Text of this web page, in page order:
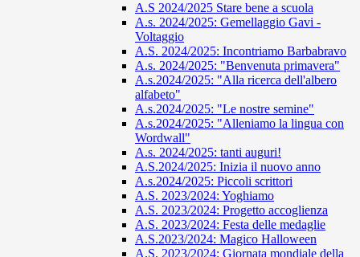
A.S 2024/2025 Stare bene a scuola
A.s. 2024/2025: Gemellaggio Gavi -
Voltaggio
A.S. 2024/2025: Incontriamo Barbabravo
A.s. 2024/2025: "Benvenuta primavera"
A.s.2024/2025: "Alla ricerca dell'albero
alfabeto"
A.s.2024/2025: "Le nostre semine"
A.s.2024/2025: "Alleniamo la lingua con
Wordwall"
A.s. 2024/2025: tanti auguri!
A.S.2024/2025: Inizia il nuovo anno
A.s.2024/2025: Piccoli scrittori
A.S. 2023/2024: Yoghiamo
A.S. 2023/2024: Progetto accoglienza
A.S. 2023/2024: Festa delle medaglie
A.S.2023/2024: Magico Halloween
A.S. 2023/2024: Giornata mondiale della